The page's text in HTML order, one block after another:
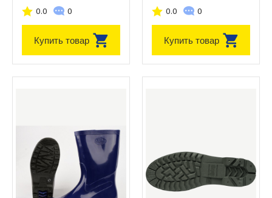
0.0 0
Купить товар
0.0 0
Купить товар